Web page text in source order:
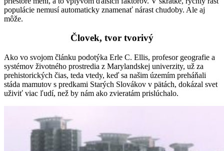
populácie nemusí automaticky znamenať nárast chudoby. Ale aj
môže.
Človek, tvor tvorivý
Ako vo svojom článku podotýka Erle C. Ellis, profesor geografie a
systémov životného prostredia z Marylandskej univerzity, už za
prehistorických čias, teda vtedy, keď sa našim územím preháňali
stáda mamutov s predkami Starých Slovákov v pätách, dokázal svet
uživiť viac ľudí, než by nám ako zvieratám prislúchalo.